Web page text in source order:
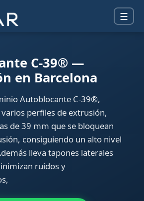
☰
C-39® —
en Barcelona
Autoblocante C-39®,
perfiles de extrusión,
de 39 mm que se bloquean
consiguiendo un alto nivel
lleva tapones laterales
ruidos y